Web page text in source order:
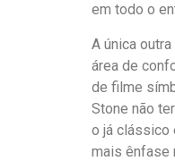
em todo o
A única
área de
de filme
Stone não
o já clássico
mais ênfase